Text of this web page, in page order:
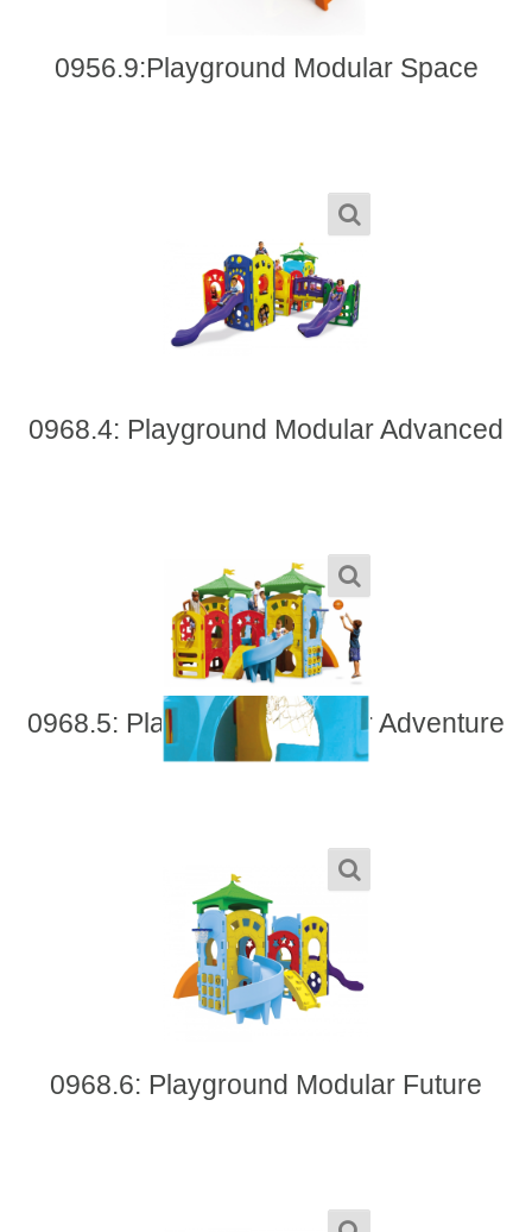
0956.9:Playground Modular Space
0968.4: Playground Modular Advanced
0968.5: Playground Modular Adventure
0968.6: Playground Modular Future